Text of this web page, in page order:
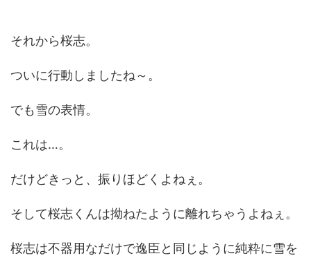
それから桜志。
ついに行動しましたね～。
でも雪の表情。
これは…。
だけどきっと、振りほどくよねぇ。
そして桜志くんは拗ねたように離れちゃうよねぇ。
桜志は不器用なだけで逸臣と同じように純粋に雪を